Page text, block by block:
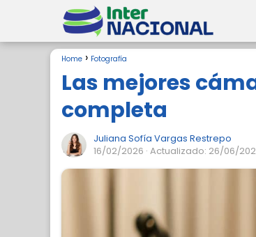
Home Fotografía
Las mejores
completa
Juliana Sofía Vargas Restrepo
16/02/2026 · Actualizado: 26/06/